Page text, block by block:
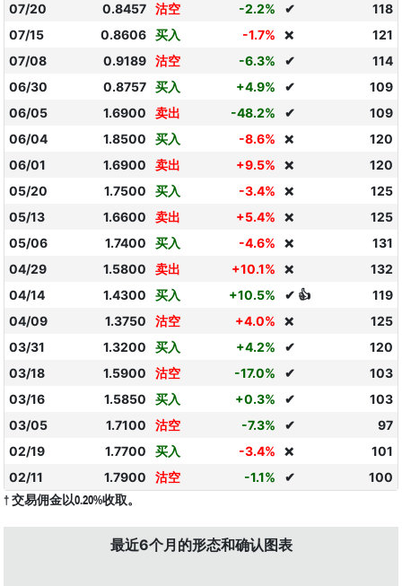
07/20
0.8457 沽空 -2.2% ✔
118
07/15
0.8606 买入 -1.7% ❌
121
07/08
0.9189 沽空 -6.3% ✔
114
06/30
0.8757 买入 +4.9% ✔
109
06/05
1.6900 卖出 -48.2% ✔
109
06/04
1.8500 买入 -8.6% ❌
120
06/01
1.6900 卖出 +9.5% ❌
120
05/20
1.7500 买入 -3.4% ❌
125
05/13
1.6600 卖出 +5.4% ❌
125
05/06
1.7400 买入 -4.6% ❌
131
04/29
1.5800 卖出 +10.1% ❌
132
04/14
1.4300 买入 +10.5% ✔ 👍
119
04/09
1.3750 沽空 +4.0% ❌
125
03/31
1.3200 买入 +4.2% ✔
120
03/18
1.5900 沽空 -17.0% ✔
103
03/16
1.5850 买入 +0.3% ✔
103
03/05
1.7100 沽空 -7.3% ✔
97
02/19
1.7700 买入 -3.4% ❌
101
02/11
1.7900 沽空 -1.1% ✔ 100
† 交易佣金以0.20%收取。
最近6个月的形态和确认图表